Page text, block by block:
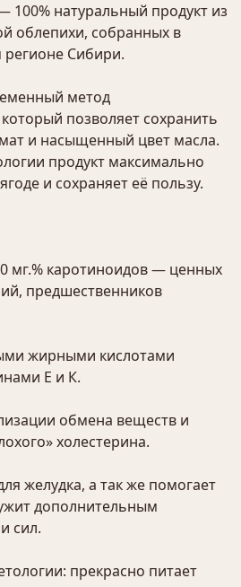
100% натуральный продукт из
облепихи, собранных в
регионе Сибири.
метод
позволяет сохранить
и насыщенный цвет масла.
продукт максимально
и сохраняет её пользу.
мг.% каротиноидов — ценных
предшественников
жирными кислотами
Е и К.
обмена веществ и
холестерина.
желудка, а так же помогает
дополнительным
сил.
прекрасно питает